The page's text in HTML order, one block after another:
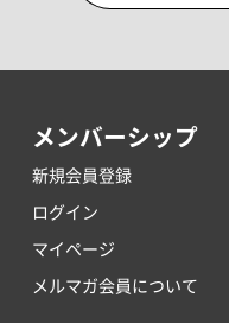
メンバーシップ
新規会員登録
ログイン
マイページ
メルマガ会員について